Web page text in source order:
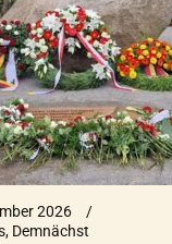
2026
, Demnächst